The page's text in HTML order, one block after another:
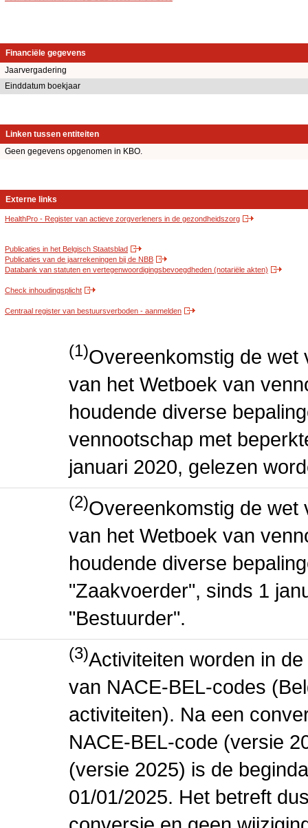
Financiële gegevens
Jaarvergadering
Einddatum boekjaar
Linken tussen entiteiten
Geen gegevens opgenomen in KBO.
Externe links
HealthPro - Register van actieve zorgverleners in de gezondheidszorg
Publicaties in het Belgisch Staatsblad
Publicaties van de jaarrekeningen bij de NBB
Databank van statuten en vertegenwoordigingsbevoegdheden (notariële akten)
Check inhoudingsplicht
Centraal register van bestuursverboden - aanmelden
(1)Overeenkomstig de wet
van het Wetboek van
houdende diverse
vennootschap met
januari 2020, gelezen
(2)Overeenkomstig de wet
van het Wetboek van
houdende diverse
"Zaakvoerder", sinds 1
"Bestuurder".
(3)Activiteiten worden in
van NACE-BEL-codes
activiteiten). Na een
NACE-BEL-code (versie
(versie 2025) is de
01/01/2025. Het betreft